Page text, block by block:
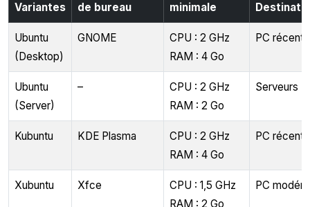
Variantes
de bureau
minimale
Ubuntu
(Desktop)
GNOME
CPU : 2 GHz
RAM : 4 Go
PC récents
Ubuntu
(Server)
–
CPU : 2 GHz
RAM : 2 Go
Serveurs
Kubuntu KDE Plasma
CPU : 2 GHz
RAM : 4 Go
PC récents
Xubuntu Xfce
CPU : 1,5 GHz
RAM : 2 Go
PC